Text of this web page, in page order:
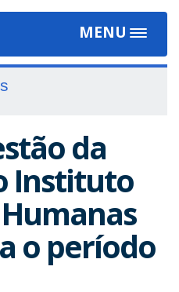
MENU
Toggle
da
Instituto
o período